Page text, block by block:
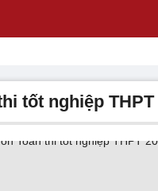
tốt nghiệp THPT